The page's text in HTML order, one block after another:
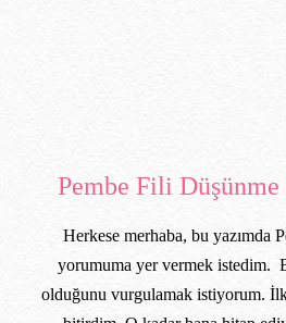
Pembe Fili
Herkese merhaba, bu yazımda
yorumuma yer vermek istedim.
olduğunu vurgulamak istiyorum. İlk